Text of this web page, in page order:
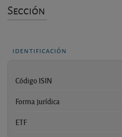
Sección
identificación
Código ISIN
Forma jurídica
ETF